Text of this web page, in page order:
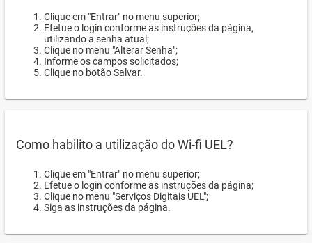
Clique em "Entrar" no menu superior;
Efetue o login conforme as instruções da página,
utilizando a senha atual;
Clique no menu "Alterar Senha";
Informe os campos solicitados;
Clique no botão Salvar.
Como habilito a utilização do Wi-fi UEL?
Clique em "Entrar" no menu superior;
Efetue o login conforme as instruções da página;
Clique no menu "Serviços Digitais UEL";
Siga as instruções da página.